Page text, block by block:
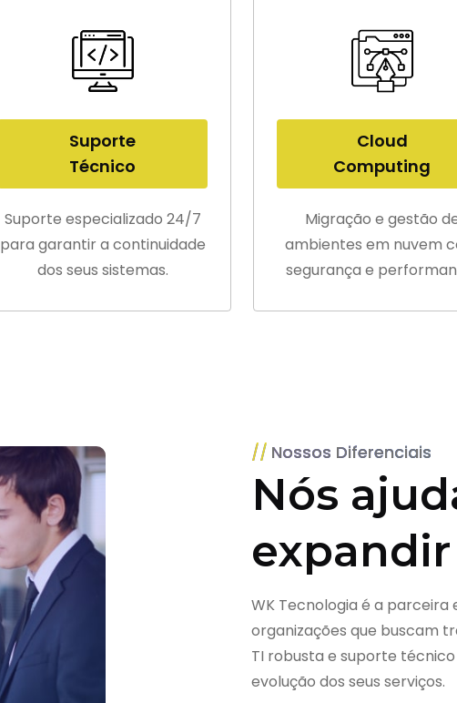
Suporte
Técnico
Suporte especializado 24/7
para garantir a continuidade
dos seus sistemas.
Cloud
Computing
Migração e gestão
ambientes em nuvem
segurança e
Nossos Diferenciais
Nós
WK Tecnologia é a
organizações que buscam
TI robusta e suporte
evolução dos seus serviços.